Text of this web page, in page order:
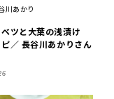
川あかり
ベツと大葉の浅漬け
風」レシピ／ 長谷川あかりさん